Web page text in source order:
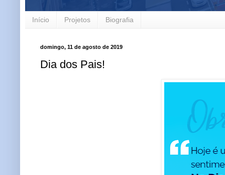
Início Projetos Biografia
domingo, 11 de agosto de 2019
Dia dos Pais!